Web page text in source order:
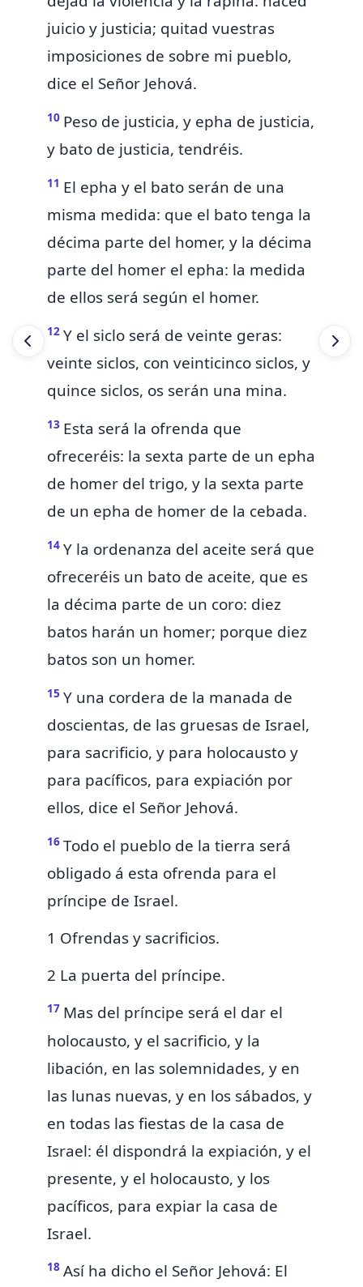
juicio y justicia; quitad vuestras
imposiciones de sobre mi pueblo,
dice el Señor Jehová.
10 Peso de justicia, y epha de justicia,
y bato de justicia, tendréis.
11 El epha y el bato serán de una
misma medida: que el bato tenga la
décima parte del homer, y la décima
parte del homer el epha: la medida
de ellos será según el homer.
12 Y el siclo será de veinte geras:
veinte siclos, con veinticinco siclos, y
quince siclos, os serán una mina.
13 Esta será la ofrenda que
ofreceréis: la sexta parte de un epha
de homer del trigo, y la sexta parte
de un epha de homer de la cebada.
14 Y la ordenanza del aceite será que
ofreceréis un bato de aceite, que es
la décima parte de un coro: diez
batos harán un homer; porque diez
batos son un homer.
15 Y una cordera de la manada de
doscientas, de las gruesas de Israel,
para sacrificio, y para holocausto y
para pacíficos, para expiación por
ellos, dice el Señor Jehová.
16 Todo el pueblo de la tierra será
obligado á esta ofrenda para el
príncipe de Israel.
1 Ofrendas y sacrificios.
2 La puerta del príncipe.
17 Mas del príncipe será el dar el
holocausto, y el sacrificio, y la
libación, en las solemnidades, y en
las lunas nuevas, y en los sábados, y
en todas las fiestas de la casa de
Israel: él dispondrá la expiación, y el
presente, y el holocausto, y los
pacíficos, para expiar la casa de
Israel.
18 Así ha dicho el Señor Jehová: El